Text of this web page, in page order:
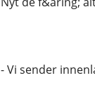
- Vi sender